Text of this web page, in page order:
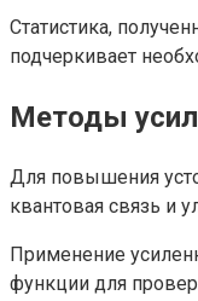
Статистика,
подчеркивает
Методы
Для повышения
квантовая связь и
Применение
функции для